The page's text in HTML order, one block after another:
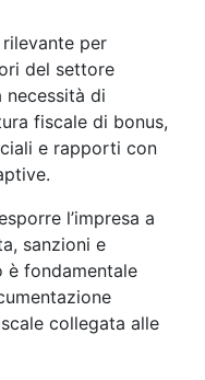
per
del settore
necessità di
fiscale di bonus,
e rapporti con
l’impresa a
sanzioni e
è fondamentale
collegata alle